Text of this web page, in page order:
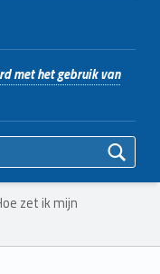
met het gebruik van
zet ik mijn